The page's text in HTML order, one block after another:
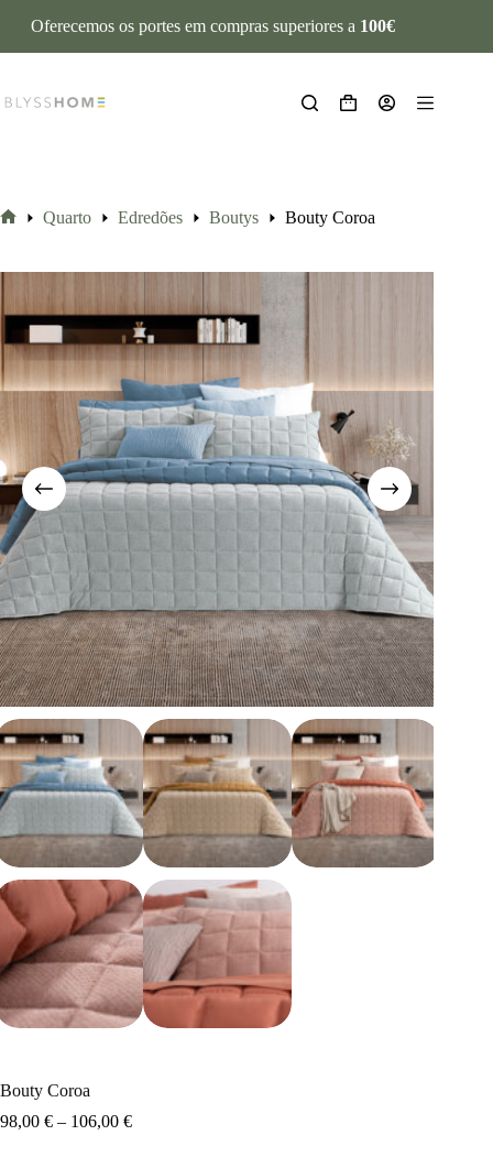
Oferecemos os portes em compras superiores a 100€
Quarto Edredões Boutys Bouty Coroa
Bouty Coroa
98,00 € – 106,00 €